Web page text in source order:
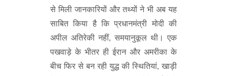
से मिली जानकारियों और तथ्यों ने भी अब यह
साबित किया है कि प्रधानमंत्री मोदी की
अपील अतिरेकी नहीं, समयानुकूल थी। एक
पखवाड़े के भीतर ही ईरान और अमरीका के
बीच फिर से बन रही युद्ध की स्थितियां, खाड़ी